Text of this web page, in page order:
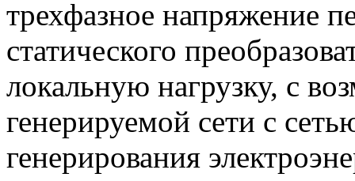
трехфазное напряжение
статического
локальную нагрузку, с
генерируемой сети с
генерирования